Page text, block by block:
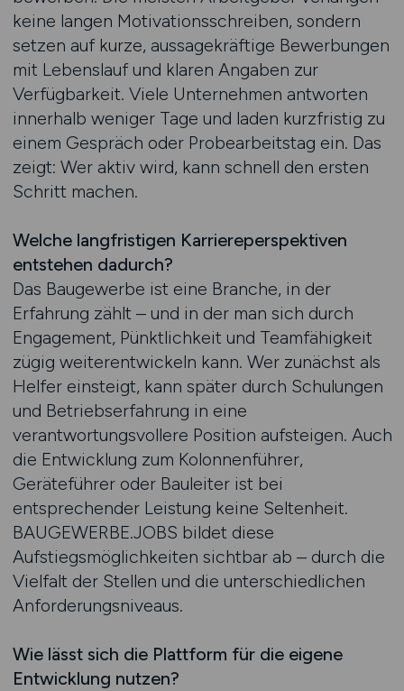
keine langen Motivationsschreiben, sondern
setzen auf kurze, aussagekräftige Bewerbungen
mit Lebenslauf und klaren Angaben zur
Verfügbarkeit. Viele Unternehmen antworten
innerhalb weniger Tage und laden kurzfristig zu
einem Gespräch oder Probearbeitstag ein. Das
zeigt: Wer aktiv wird, kann schnell den ersten
Schritt machen.
Welche langfristigen Karriereperspektiven
entstehen dadurch?
Das Baugewerbe ist eine Branche, in der
Erfahrung zählt – und in der man sich durch
Engagement, Pünktlichkeit und Teamfähigkeit
zügig weiterentwickeln kann. Wer zunächst als
Helfer einsteigt, kann später durch Schulungen
und Betriebserfahrung in eine
verantwortungsvollere Position aufsteigen. Auch
die Entwicklung zum Kolonnenführer,
Geräteführer oder Bauleiter ist bei
entsprechender Leistung keine Seltenheit.
BAUGEWERBE.JOBS bildet diese
Aufstiegsmöglichkeiten sichtbar ab – durch die
Vielfalt der Stellen und die unterschiedlichen
Anforderungsniveaus.
Wie lässt sich die Plattform für die eigene
Entwicklung nutzen?